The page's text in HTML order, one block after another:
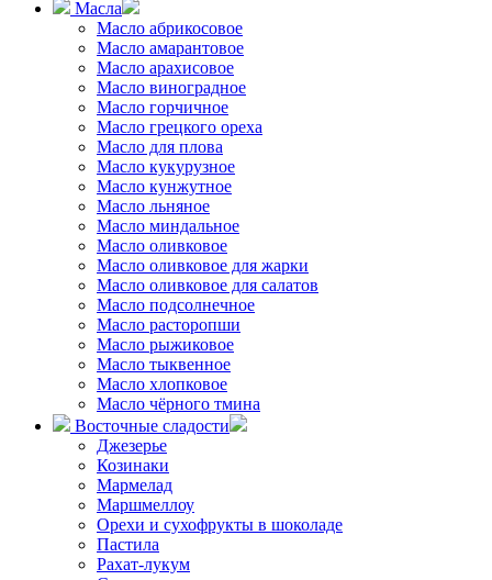
Масла
Масло абрикосовое
Масло амарантовое
Масло арахисовое
Масло виноградное
Масло горчичное
Масло грецкого ореха
Масло для плова
Масло кукурузное
Масло кунжутное
Масло льняное
Масло миндальное
Масло оливковое
Масло оливковое для жарки
Масло оливковое для салатов
Масло подсолнечное
Масло расторопши
Масло рыжиковое
Масло тыквенное
Масло хлопковое
Масло чёрного тмина
Восточные сладости
Джезерье
Козинаки
Мармелад
Маршмеллоу
Орехи и сухофрукты в шоколаде
Пастила
Рахат-лукум